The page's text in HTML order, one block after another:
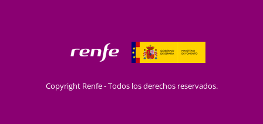
Copyright Renfe - Todos los derechos reservados.